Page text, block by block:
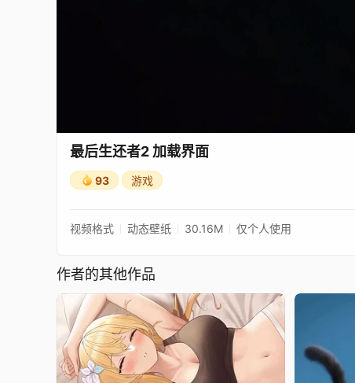
最后生还者2 加载界面
93 游戏
视频格式 动态壁纸 30.16M 仅个人使用
作者的其他作品